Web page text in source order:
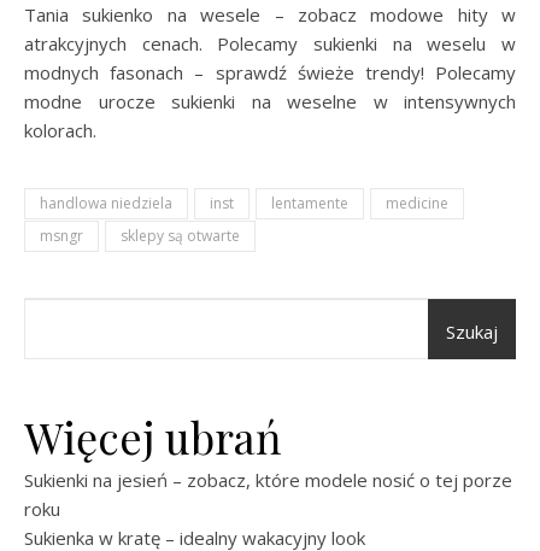
Tania sukienko na wesele – zobacz modowe hity w
atrakcyjnych cenach. Polecamy sukienki na weselu w
modnych fasonach – sprawdź świeże trendy! Polecamy
modne urocze sukienki na weselne w intensywnych
kolorach.
handlowa niedziela inst lentamente
medicine
msngr
sklepy są otwarte
Szukaj
Więcej ubrań
Sukienki na jesień – zobacz, które modele nosić o tej porze
roku
Sukienka w kratę – idealny wakacyjny look